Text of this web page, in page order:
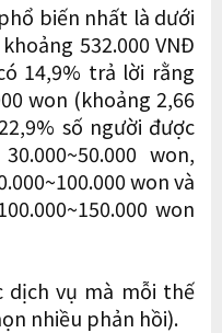
biến nhất là dưới
532.000 VNĐ
14,9% trả lời rằng
won (khoảng 2,66
số người được
won,
won và
won
dịch vụ mà mỗi thế
nhiều phản hồi).